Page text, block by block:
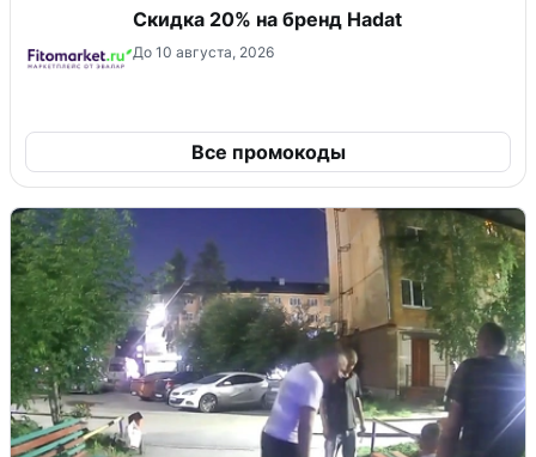
Скидка 20% на бренд Hadat
До 10 августа, 2026
Все промокоды